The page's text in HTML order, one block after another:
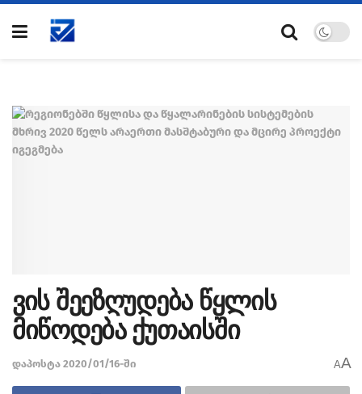
ვის შეეზღუდება წყლის
მიწოდება ქუთაისში
დაპოსტა 2020/01/16-ში AA